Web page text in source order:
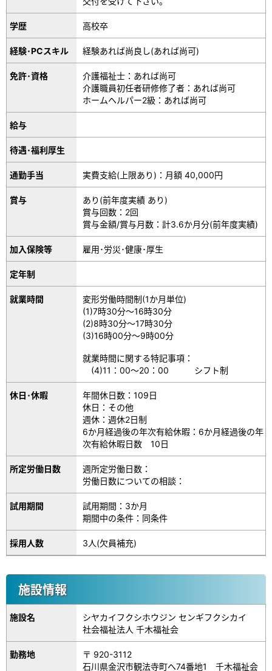
学歴 高校卒
経験･PCスキル 経験あれば尚良し(あれば尚可)
免許･資格
介護福祉士：あれば尚可
介護職員初任者研修修了者：あれば尚可
ホームヘルパー2級：あれば尚可
給与
待遇･福利厚生
通勤手当 実費支給(上限あり)：月額 40,000円
賞与
あり(前年度実績 あり)
賞与回数：2回
賞与金額/賞与月数：計3.6か月分(前年度実績)
加入保険等 雇用･労災･健康･厚生
定年制
就業時間
変形労働時間制(1か月単位)
(1)7時30分～16時30分
(2)8時30分～17時30分
(3)16時00分～9時00分
就業時間に関する特記事項：
(4)11：00～20：00 シフト制
休日･休暇
年間休日数：109日
休日：その他
週休：週休2日制
6か月経過後の年次有給休暇：6か月経過後の年
次有給休暇日数 10日
所定労働日数
週所定労働日数：
労働日数についての相談：
試用期間
試用期間：3か月
期間中の条件：同条件
採用人数 3人(欠員補充)
施設情報
施設名
シヤカイフクシホウジン センギフクシカイ
社会福祉法人 千木福祉会
勤務地
〒 920-3112
石川県金沢市観法寺町へ74番地1 千木福祉会